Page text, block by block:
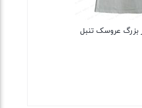
بزرگ عروسک تنبل